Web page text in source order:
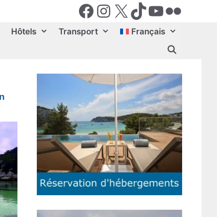
Facebook
Instagram
X (Twiter)
TikTok
YouTube
Flickr
Hôtels Transport Français